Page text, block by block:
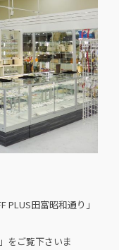
PLUS田富昭和通り」
をご覧下さいま